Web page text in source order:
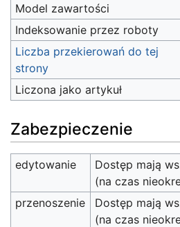
Model zawartości
Indeksowanie przez roboty
Liczba przekierowań do tej
strony
Liczona jako artykuł
Zabezpieczenie
edytowanie
Dostęp mają
(na czas
przenoszenie
Dostęp mają
(na czas